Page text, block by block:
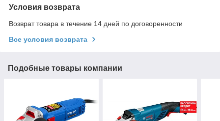
Условия возврата
Возврат товара в течение 14 дней по договоренности
Все условия возврата
Подобные товары компании